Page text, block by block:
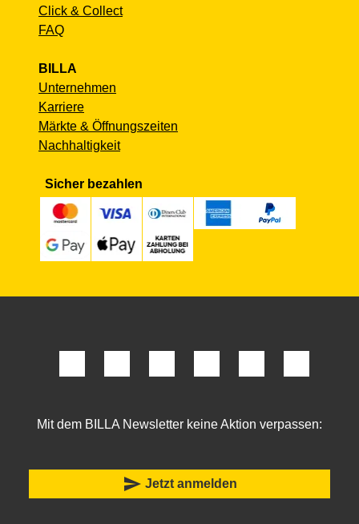
Click & Collect
FAQ
BILLA
Unternehmen
Karriere
Märkte & Öffnungszeiten
Nachhaltigkeit
Sicher bezahlen
Mit dem BILLA Newsletter keine Aktion verpassen:
send Jetzt anmelden